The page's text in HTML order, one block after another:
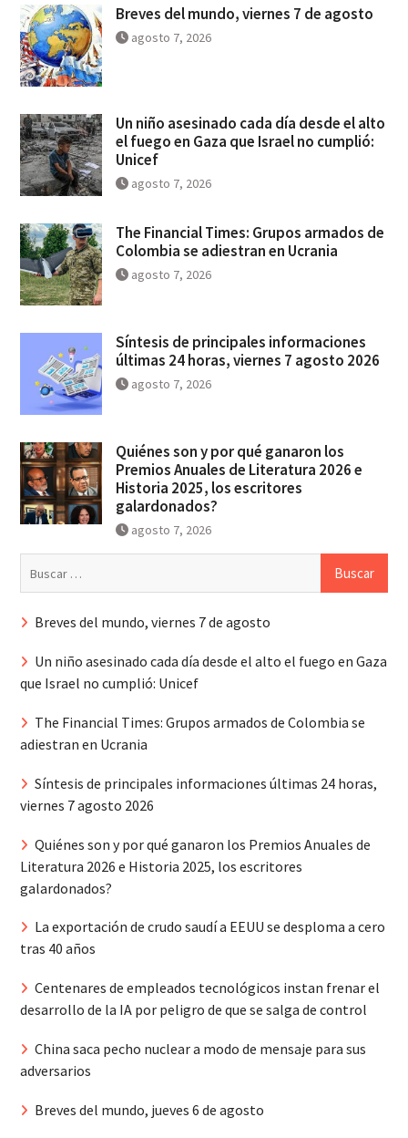
Breves del mundo, viernes 7 de agosto
agosto 7, 2026
Un niño asesinado cada día desde el alto
el fuego en Gaza que Israel no cumplió:
Unicef
agosto 7, 2026
The Financial Times: Grupos armados de
Colombia se adiestran en Ucrania
agosto 7, 2026
Síntesis de principales informaciones
últimas 24 horas, viernes 7 agosto 2026
agosto 7, 2026
Quiénes son y por qué ganaron los
Premios Anuales de Literatura 2026 e
Historia 2025, los escritores
galardonados?
agosto 7, 2026
Breves del mundo, viernes 7 de agosto
Un niño asesinado cada día desde el alto el fuego en Gaza
que Israel no cumplió: Unicef
The Financial Times: Grupos armados de Colombia se
adiestran en Ucrania
Síntesis de principales informaciones últimas 24 horas,
viernes 7 agosto 2026
Quiénes son y por qué ganaron los Premios Anuales de
Literatura 2026 e Historia 2025, los escritores
galardonados?
La exportación de crudo saudí a EEUU se desploma a cero
tras 40 años
Centenares de empleados tecnológicos instan frenar el
desarrollo de la IA por peligro de que se salga de control
China saca pecho nuclear a modo de mensaje para sus
adversarios
Breves del mundo, jueves 6 de agosto